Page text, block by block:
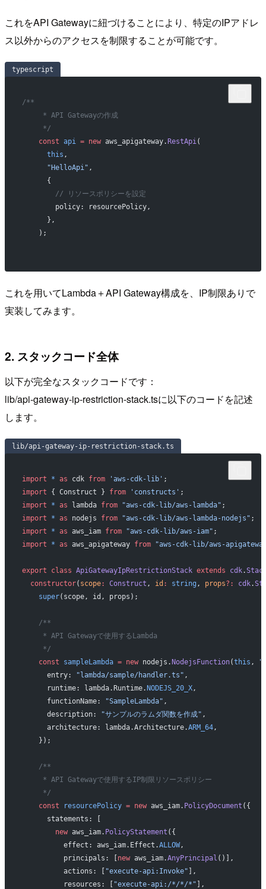
これをAPI Gatewayに紐づけることにより、特定のIPアドレ
ス以外からのアクセスを制限することが可能です。
typescript
/**
     * API Gatewayの作成
     */
    const
api = new aws_apigateway. RestApi(
      this
,
      "HelloApi"
,
      {
        // リソースポリシーを設定
        policy: resourcePolicy,
      },
    );
これを用いてLambda＋API Gateway構成を、IP制限ありで
実装してみます。
2. スタックコード全体
以下が完全なスタックコードです：
lib/api-gateway-ip-restriction-stack.tsに以下のコードを記述
します。
lib/api-gateway-ip-restriction-stack.ts
import * as cdk from 'aws-cdk-lib' ;
import { Construct } from 'constructs' ;
import * as lambda from "aws-cdk-lib/aws-lambda" ;
import * as nodejs from "aws-cdk-lib/aws-lambda-nodejs" ;
import * as aws_iam from "aws-cdk-lib/aws-iam" ;
import * as aws_apigateway from "aws-cdk-lib/aws-
export class ApiGatewayIpRestrictionStack extends cdk.
  constructor
( scope: Construct , id : string , props?: cdk.
    super
(scope, id, props);
    /**
     * API Gatewayで使用するLambda
     */
    const
sampleLambda = new nodejs.NodejsFunction(this ,
      entry:
"lambda/sample/handler.ts" ,
      runtime: lambda.Runtime.
NODEJS_20_X,
      functionName:
"SampleLambda" ,
      description:
"サンプルのラムダ関数を作成" ,
      architecture: lambda.Architecture.
ARM_64,
    });
    /**
     * API Gatewayで使用するIP制限リソースポリシー
     */
    const
resourcePolicy = new aws_iam. PolicyDocument ({
      statements: [
        new
aws_iam. PolicyStatement ({
          effect: aws_iam.Effect.
ALLOW,
          principals: [
new aws_iam.AnyPrincipal ()],
          actions: [
"execute-api:Invoke" ],
          resources: [
"execute-api:/*/*/*" ],